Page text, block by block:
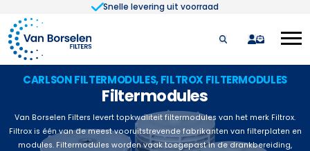
Snelle levering uit voorraad
Ga naar de inhoud
quote
CARLSON FILTERMODULES, FILTROX FILTERMODULES
Filtermodules
Van Borselen Filters levert topkwaliteit filtermodules van het merk Filtrox.
Filtrox is één van de meest vooruitstrevende fabrikanten van filterplaten en
modules. Filtermodules worden vaak toegepast in de drankbereiding,